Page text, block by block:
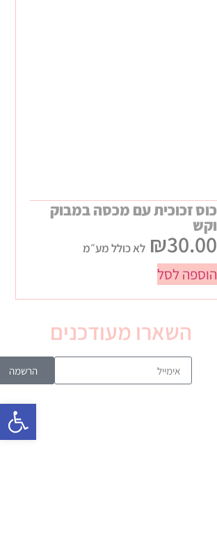
כוס זכוכית עם מכסה במבוק
וקש
₪30.00 לא כולל מע״מ
הוספה לסל
השארו מעודכנים
הרשמה
פתח